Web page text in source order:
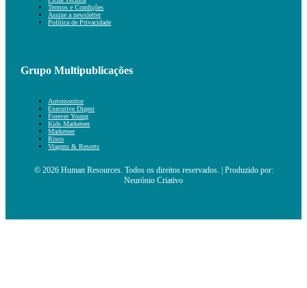
Termos e Condições
Assine a newsletter
Política de Privacidade
Grupo Multipublicações
Automonitor
Executive Digest
Forever Young
Kids Marketeer
Marketeer
Risco
Viagens & Resorts
© 2026 Human Resources. Todos os direitos reservados. | Produzido por:
Neurónio Criativo